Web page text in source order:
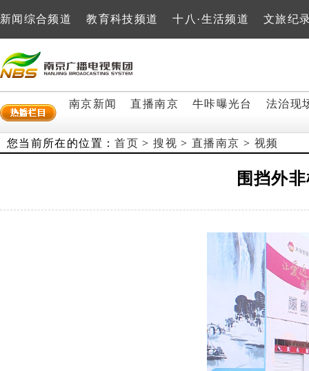
新闻综合频道 教育科技频道 十八·生活频道 文旅纪
南京新闻 直播南京 牛咔曝光台 法治现
您当前所在的位置：首页 >搜视 >直播南京 > 视频
围挡外